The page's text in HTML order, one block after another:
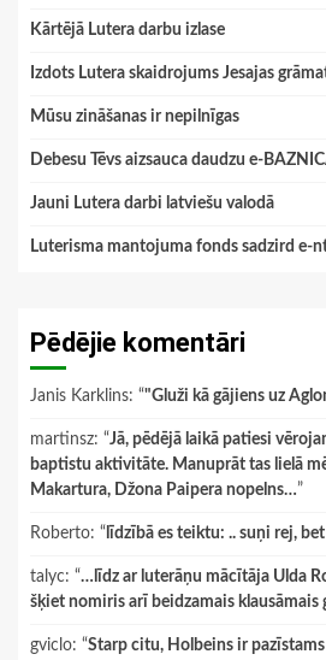
Kārtējā Lutera darbu izlase
Izdots Lutera skaidrojums Jesajas
Mūsu zināšanas ir nepilnīgas
Debesu Tēvs aizsauca daudzu e-
Jauni Lutera darbi latviešu valodā
Luterisma mantojuma fonds sadzird e-
Pēdējie komentāri
Janis Karklins: “"Gluži kā gājiens uz
martinsz: “Jā, pēdējā laikā patiesi
baptistu aktivitāte. Manuprāt tas lielā
Makartura, Džona Paipera nopelns…”
Roberto: “ līdzībā es teiktu: .. suņi rej,
talyc: “…līdz ar luterāņu mācītāja Ulda
šķiet nomiris arī beidzamais klausāmais
gviclo: “Starp citu, Holbeins ir